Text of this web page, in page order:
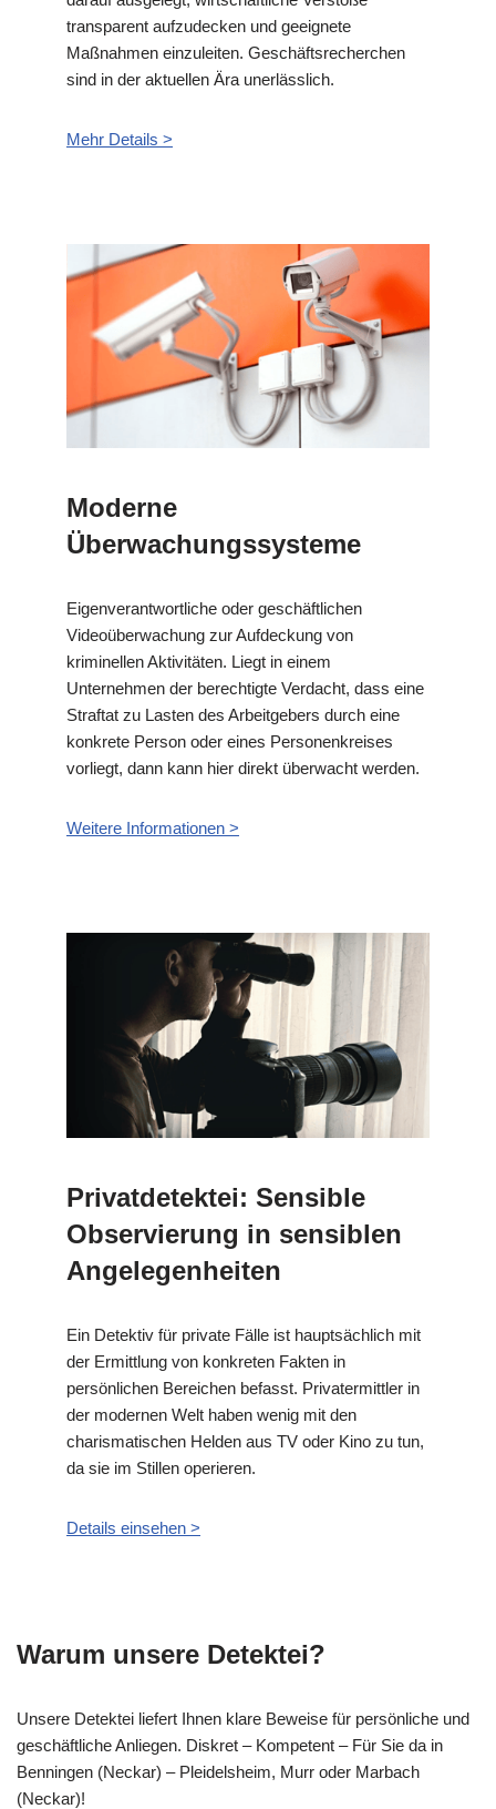
transparent aufzudecken und geeignete
Maßnahmen einzuleiten. Geschäftsrecherchen
sind in der aktuellen Ära unerlässlich.
Mehr Details >
Moderne
Überwachungssysteme
Eigenverantwortliche oder geschäftlichen
Videoüberwachung zur Aufdeckung von
kriminellen Aktivitäten. Liegt in einem
Unternehmen der berechtigte Verdacht, dass eine
Straftat zu Lasten des Arbeitgebers durch eine
konkrete Person oder eines Personenkreises
vorliegt, dann kann hier direkt überwacht werden.
Weitere Informationen >
Privatdetektei: Sensible
Observierung in sensiblen
Angelegenheiten
Ein Detektiv für private Fälle ist hauptsächlich mit
der Ermittlung von konkreten Fakten in
persönlichen Bereichen befasst. Privatermittler in
der modernen Welt haben wenig mit den
charismatischen Helden aus TV oder Kino zu tun,
da sie im Stillen operieren.
Details einsehen >
Warum unsere Detektei?
Unsere Detektei liefert Ihnen klare Beweise für persönliche und
geschäftliche Anliegen. Diskret – Kompetent – Für Sie da in
Benningen (Neckar) – Pleidelsheim, Murr oder Marbach
(Neckar)!